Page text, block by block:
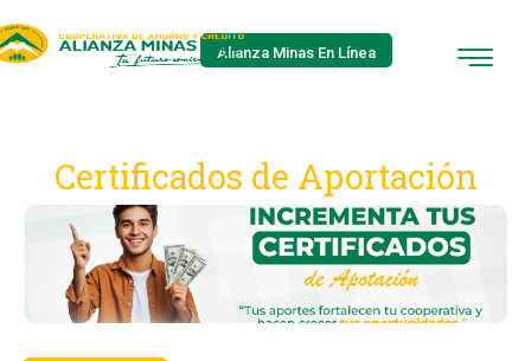
Alianza Minas En Línea
Certificados de Aportación